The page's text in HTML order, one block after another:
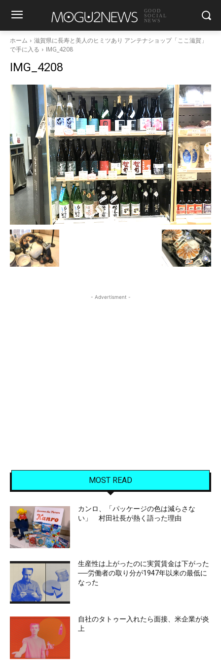
GOOD
SOCIAL
NEWS
ホーム
滋賀県に長寿と美人のヒミツあり アンテナショップ「ここ滋賀」
で手に入る
IMG_4208
IMG_4208
- Advertisment -
MOST READ
カンロ、「パッケージの色は減らさな
い」 村田社長が熱く語った理由
生産性は上がったのに実質賃金は下がった
──労働者の取り分が1947年以来の最低に
なった
自社のタトゥー入れたら面接、米企業が炎
上